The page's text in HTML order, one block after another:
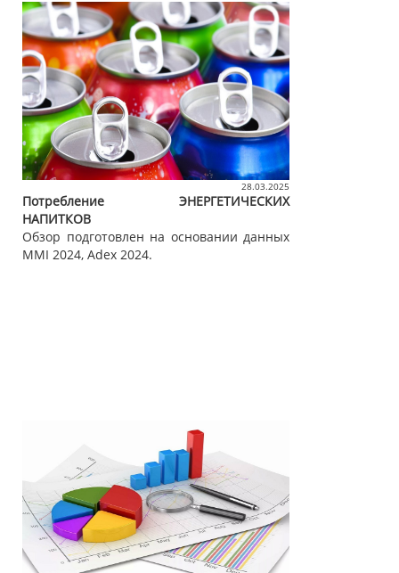
28.03.2025
Потребление ЭНЕРГЕТИЧЕСКИХ
НАПИТКОВ
Обзор подготовлен на основании данных
MMI 2024, Adex 2024.